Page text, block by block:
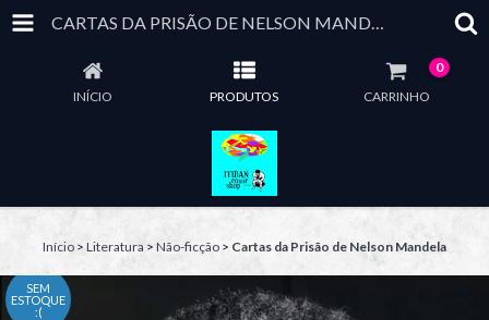
CARTAS DA PRISÃO DE NELSON MANDELA
INÍCIO PRODUTOS CARRINHO
0
Início > Literatura > Não-ficção > Cartas da Prisão de Nelson Mandela
SEM
ESTOQUE
:(